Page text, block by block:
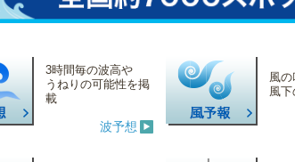
3時間毎の波高や
うねりの可能性を掲
載
波予想
風の
風